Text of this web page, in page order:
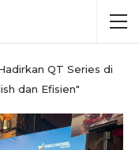
QT Series di
dan Efisien"